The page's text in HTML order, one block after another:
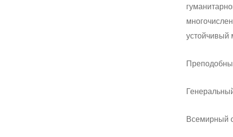
устойчивый
Всемирный